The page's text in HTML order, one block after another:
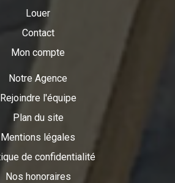
Louer
Contact
Mon compte
Notre Agence
Rejoindre l'équipe
Plan du site
Mentions légales
de confidentialité
Nos honoraires